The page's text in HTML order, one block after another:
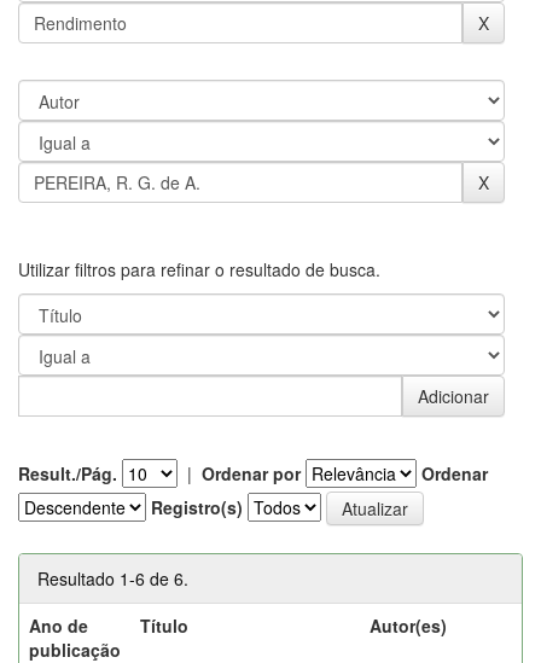
Utilizar filtros para refinar o resultado de busca.
Result./Pág. | Ordenar por
Ordenar
Registro(s)
Resultado 1-6 de 6.
Ano de
publicação
Título Autor(es)